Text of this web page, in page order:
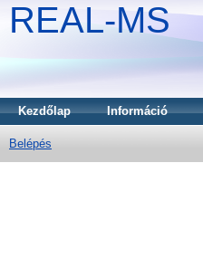
REAL-MS
Kezdőlap Információ
Belépés